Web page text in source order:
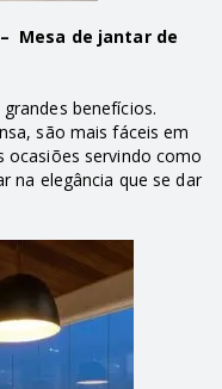
de
benefícios.
são mais fáceis em
ocasiões servindo como
na elegância que se dar